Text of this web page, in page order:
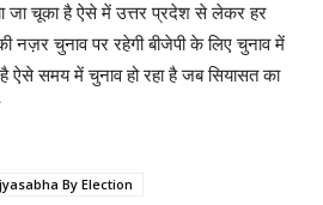
जा चूका है ऐसे में उत्तर प्रदेश से लेकर हर
नज़र चुनाव पर रहेगी बीजेपी के लिए चुनाव में
समय में चुनाव हो रहा है जब सियासत का
By Election